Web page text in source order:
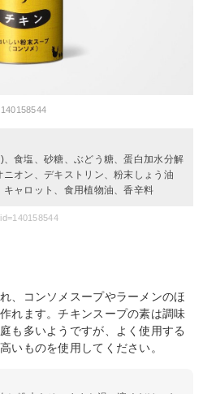
食塩、砂糖、ぶどう糖、蛋白加水分解
オン、デキストリン、粉末しょう油
ャロット、食用植物油、香辛料
、コンソメスープやラーメンのほ
れます。チキンスープの素は調味
も多いようですが、よく使用する
いものを使用してください。